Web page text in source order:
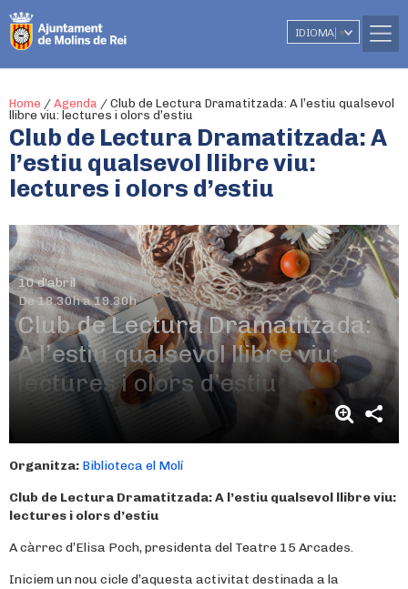
IDIOMA ▼
Home / Agenda / Club de Lectura Dramatitzada: A l’estiu qualsevol
llibre viu: lectures i olors d’estiu
Club de Lectura Dramatitzada: A
l’estiu qualsevol llibre viu:
lectures i olors d’estiu
10 d'abril
De 18.30h a 19.30h
Club de Lectura Dramatitzada:
A l’estiu qualsevol llibre viu:
lectures i olors d’estiu
Organitza: Biblioteca el Molí
Club de Lectura Dramatitzada:A l’estiu qualsevol llibre viu:
lectures i olors d’estiu
A càrrec d’Elisa Poch, presidenta del Teatre 15 Arcades.
Iniciem un nou cicle d’aquesta activitat destinada a la